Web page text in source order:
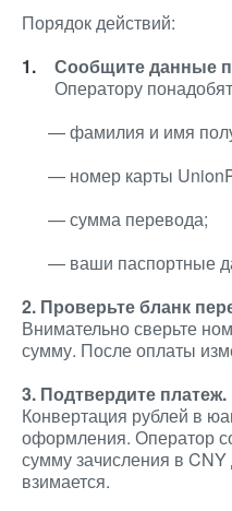
Порядок действий:
Сообщите данные
Оператору
— фамилия и имя
— номер карты
— сумма перевода;
— ваши паспортные
2. Проверьте бланк
Внимательно сверьте
сумму. После оплаты
3. Подтвердите платеж.
Конвертация рублей в
оформления. Оператор
сумму зачисления в
взимается.